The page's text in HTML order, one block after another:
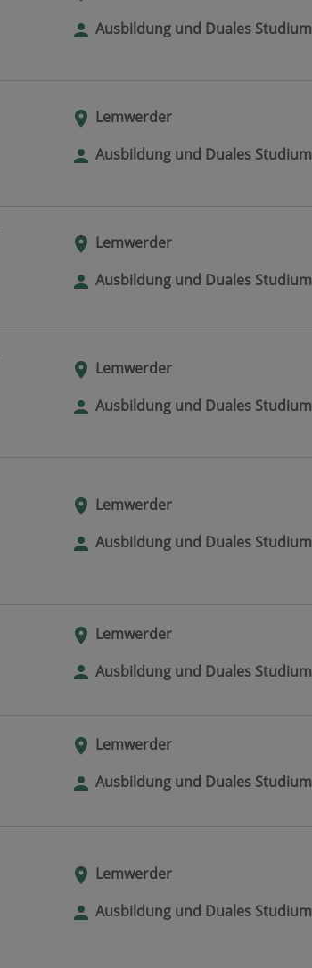
Ausbildung und Duales Studium
Lemwerder
Ausbildung und Duales Studium
Lemwerder
Ausbildung und Duales Studium
Lemwerder
Ausbildung und Duales Studium
Lemwerder
Ausbildung und Duales Studium
Lemwerder
Ausbildung und Duales Studium
Lemwerder
Ausbildung und Duales Studium
Lemwerder
Ausbildung und Duales Studium